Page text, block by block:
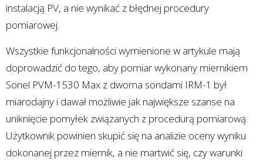
instalacją PV, a nie wynikać z błędnej procedury
pomiarowej.
Wszystkie funkcjonalności wymienione w artykule mają
doprowadzić do tego, aby pomiar wykonany miernikiem
Sonel PVM-1530 Max z dwoma sondami IRM-1 był
miarodajny i dawał możliwie jak największe szanse na
uniknięcie pomyłek związanych z procedurą pomiarową.
Użytkownik powinien skupić się na analizie oceny wyniku
dokonanej przez miernik, a nie martwić się, czy warunki